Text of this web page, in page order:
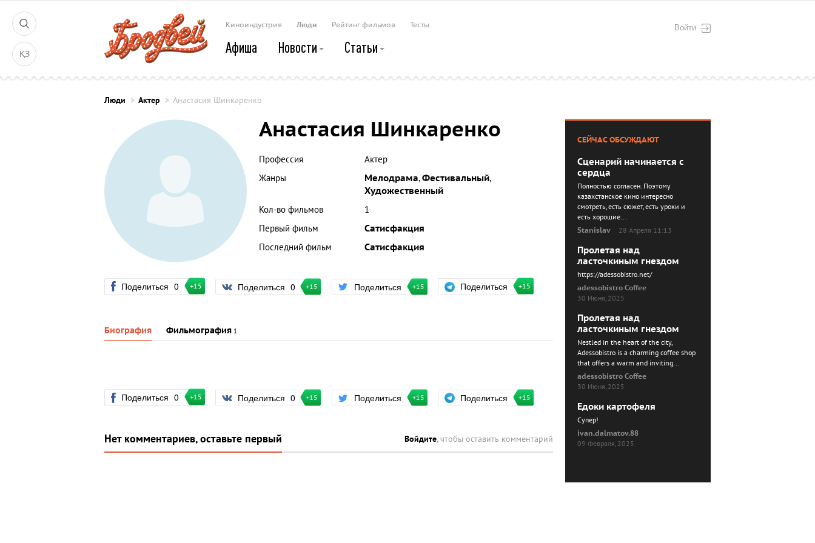
ҚЗ
Войти
Киноиндустрия Люди Рейтинг фильмов Тесты
Афиша Новости Статьи
Люди Актер Анастасия Шинкаренко
Анастасия Шинкаренко
Профессия
Актер
Жанры
Мелодрама,Фестивальный,
Художественный
Кол-во фильмов
1
Первый фильм
Сатисфакция
Последний фильм
Сатисфакция
Поделиться 0 +15 Поделиться 0 +15 Поделиться +15 Поделиться +15
Биография Фильмография 1
Поделиться 0 +15 Поделиться 0 +15 Поделиться +15 Поделиться +15
Нет комментариев, оставьте первый Войдите, чтобы оставить комментарий
СЕЙЧАС ОБСУЖДАЮТ
Сценарий начинается с
сердца
Полностью согласен. Поэтому
казахстанское кино интересно
смотреть, есть сюжет, есть уроки и
есть хорошие...
Stanislav
28 Апреля 11:13
Пролетая над
ласточкиным гнездом
https://adessobistro.net/
adessobistro Coffee
30 Июня, 2025
Пролетая над
ласточкиным гнездом
Nestled in the heart of the city,
Adessobistro is a charming coffee shop
that offers a warm and inviting...
adessobistro Coffee
30 Июня, 2025
Едоки картофеля
Cупер!
ivan.dalmatov.88
09 Февраля, 2025